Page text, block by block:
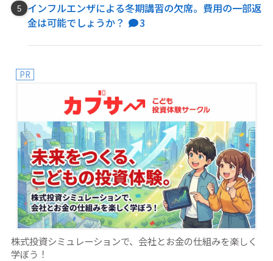
インフルエンザによる冬期講習の欠席。費用の一部返
金は可能でしょうか？
3
PR
株式投資シミュレーションで、会社とお金の仕組みを楽しく
学ぼう！